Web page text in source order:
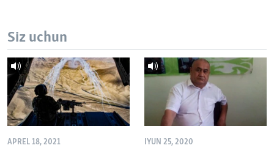
Siz uchun
APREL 18, 2021 IYUN 25, 2020